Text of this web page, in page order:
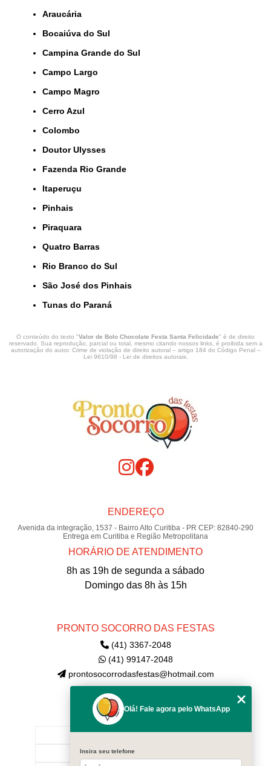
Araucária
Bocaiúva do Sul
Campina Grande do Sul
Campo Largo
Campo Magro
Cerro Azul
Colombo
Doutor Ulysses
Fazenda Rio Grande
Itaperuçu
Pinhais
Piraquara
Quatro Barras
Rio Branco do Sul
São José dos Pinhais
Tunas do Paraná
O conteúdo do texto "Valor de Bolo Chocolate Festa Santa Felicidade" é de direito
reservado. Sua reprodução, parcial ou total, mesmo citando nossos links, é proibida sem a
autorização do autor. Crime de violação de direito autoral – artigo 184 do Código Penal –
Lei 9610/98 - Lei de direitos autorais.
ENDEREÇO
Avenida da integração, 1537 - Bairro Alto Curitiba - PR CEP: 82840-290
Entrega em Curitiba e Região Metropolitana
HORÁRIO DE ATENDIMENTO
8h as 19h de segunda a sábado
Domingo das 8h às 15h
PRONTO SOCORRO DAS FESTAS
(41) 3367-2048
(41) 99147-2048
prontosocorrodasfestas@hotmail.com
MENU
INÍCIO
EMPRESA
Olá! Fale agora pelo WhatsApp
Insira seu telefone